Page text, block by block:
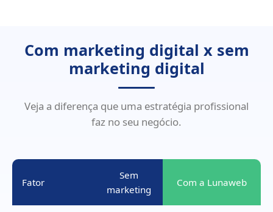
Com marketing digital x sem
marketing digital
Veja a diferença que uma estratégia profissional
faz no seu negócio.
Fator
Sem
marketing
Com a Lunaweb